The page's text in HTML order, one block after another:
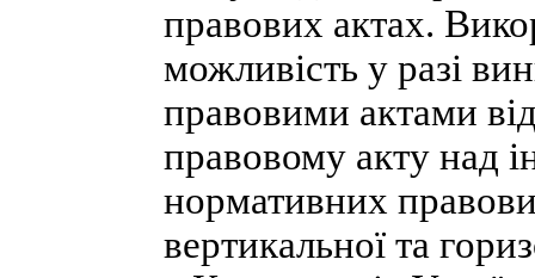
правових актах.
можливість у разі
правовими актами
правовому акту над
нормативних
вертикальної та